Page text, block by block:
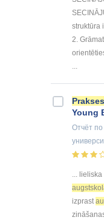
struktūra
2.
...
Prakses
Young
Отчёт по
...
izprast